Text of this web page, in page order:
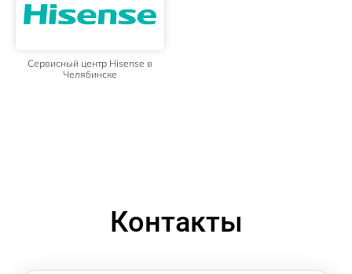
Сервисный центр Hisense в
Челябинске
Контакты